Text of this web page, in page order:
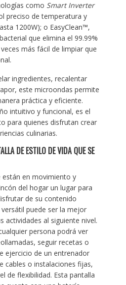
como Smart Inverter
preciso de temperatura y
1200W); o EasyClean™,
que elimina el 99.99%
más fácil de limpiar que
ingredientes, recalentar
este microondas permite
práctica y eficiente.
intuitivo y funcional, es el
para quienes disfrutan crear
culinarias.
DE ESTILO DE VIDA QUE SE
están en movimiento y
del hogar un lugar para
de su contenido
puede ser la mejor
actividades al siguiente nivel.
persona podrá ver
seguir recetas o
ejercicio de un entrenador
cables o instalaciones fijas,
de flexibilidad. Esta pantalla